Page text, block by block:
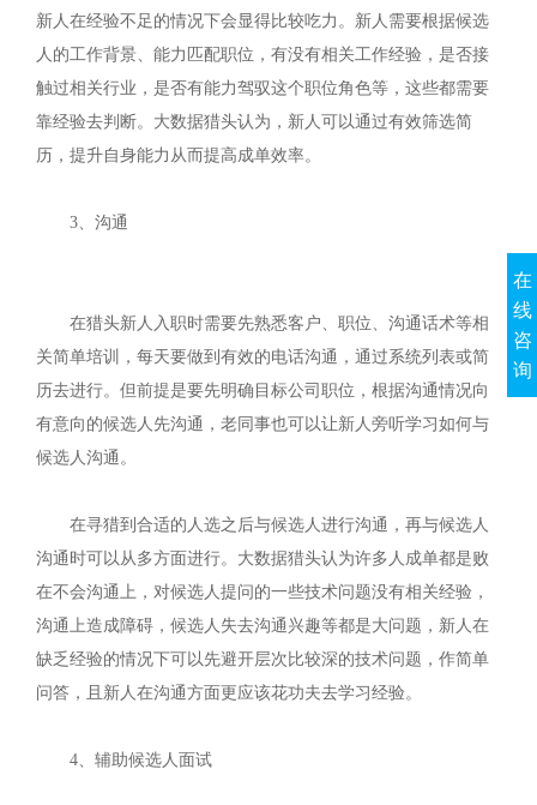
新人在经验不足的情况下会显得比较吃力。新人需要根据候选
人的工作背景、能力匹配职位，有没有相关工作经验，是否接
触过相关行业，是否有能力驾驭这个职位角色等，这些都需要
靠经验去判断。大数据猎头认为，新人可以通过有效筛选简
历，提升自身能力从而提高成单效率。
3、沟通
在猎头新人入职时需要先熟悉客户、职位、沟通话术等相
关简单培训，每天要做到有效的电话沟通，通过系统列表或简
历去进行。但前提是要先明确目标公司职位，根据沟通情况向
有意向的候选人先沟通，老同事也可以让新人旁听学习如何与
候选人沟通。
在寻猎到合适的人选之后与候选人进行沟通，再与候选人
沟通时可以从多方面进行。大数据猎头认为许多人成单都是败
在不会沟通上，对候选人提问的一些技术问题没有相关经验，
沟通上造成障碍，候选人失去沟通兴趣等都是大问题，新人在
缺乏经验的情况下可以先避开层次比较深的技术问题，作简单
问答，且新人在沟通方面更应该花功夫去学习经验。
4、辅助候选人面试
在
线
咨
询